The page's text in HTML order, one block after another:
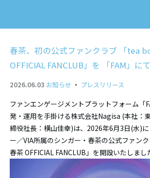
春茶、初の公式ファンクラブ 「tea
OFFICIAL FANCLUB」を 「FAM」に
2026.06.03 お知らせ ・ プレスリリース
ファンエンゲージメントプラットフォーム「
発・運用を手掛ける株式会社Nagisa (本社：
締役社長：横山佳幸)は、2026年6月3日(水)
ー／VIA所属のシンガー・春茶の公式ファン
春茶 OFFICIAL FANCLUB」を開設いたしまし